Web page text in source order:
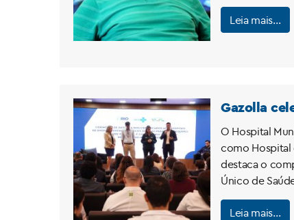
Leia mais…
Gazolla
O Hospital
como Hospital
destaca o
Único de
Leia mais…